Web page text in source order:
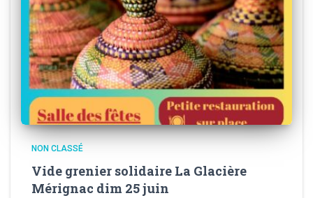
NON CLASSÉ
Vide grenier solidaire La Glacière
Mérignac dim 25 juin